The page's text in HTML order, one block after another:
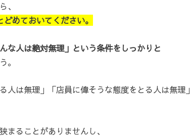
、
めておいてください。
な人は絶対無理」という条件をしっかりと
。
人は無理」「店員に偉そうな態度をとる人は無理」
まることがありませんし、